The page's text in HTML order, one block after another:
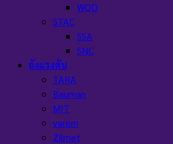
WQD
STAC
SSA
SNC
ถังแรงดัน
TARA
Bauman
MIT
varem
Zilmet